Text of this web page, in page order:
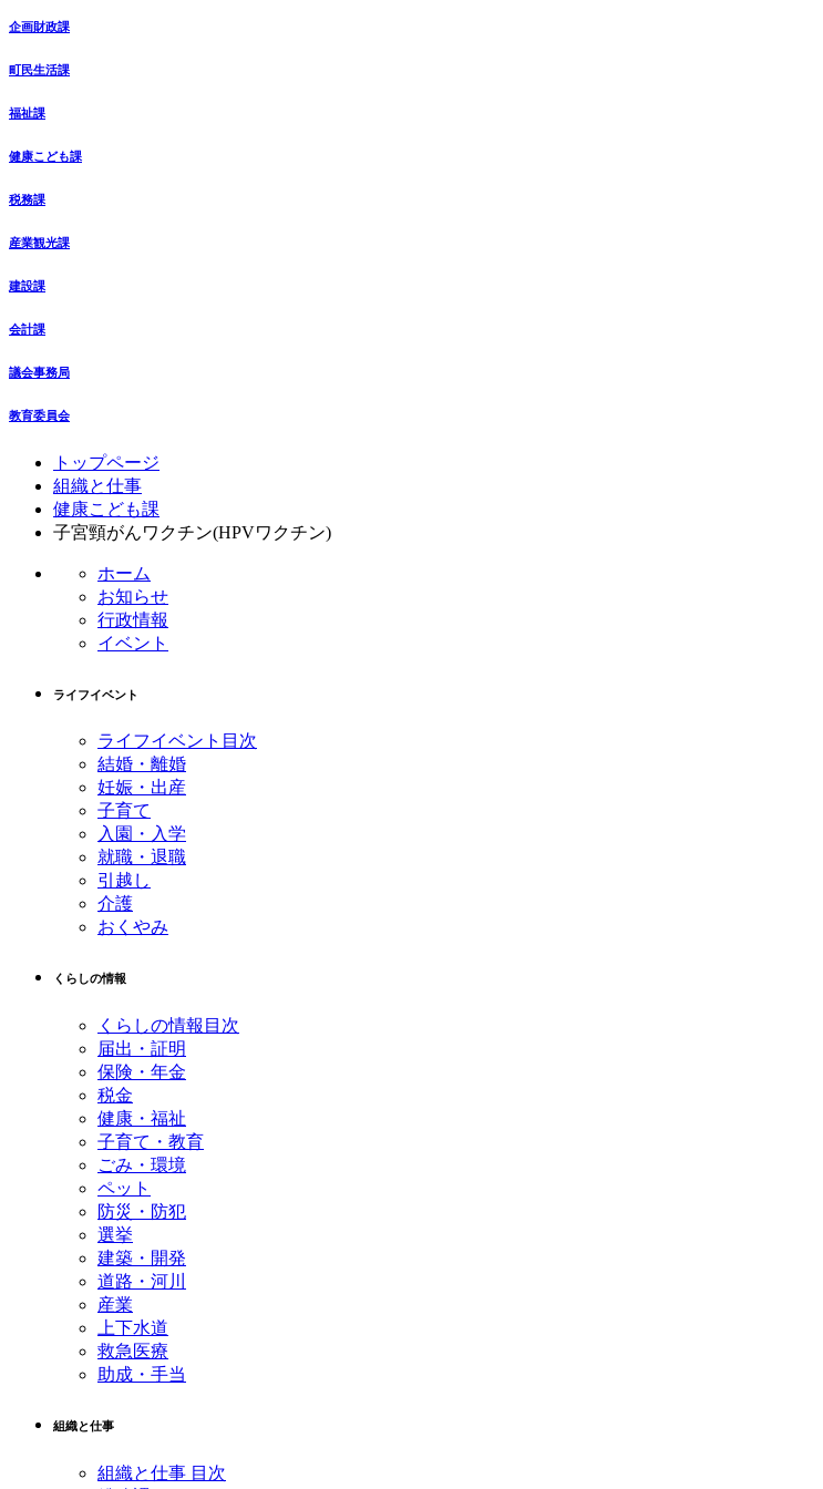
企画財政課
町民生活課
福祉課
健康こども課
税務課
産業観光課
建設課
会計課
議会事務局
教育委員会
トップページ
組織と仕事
健康こども課
子宮頸がんワクチン(HPVワクチン)
ホーム
お知らせ
行政情報
イベント
ライフイベント
ライフイベント目次
結婚・離婚
妊娠・出産
子育て
入園・入学
就職・退職
引越し
介護
おくやみ
くらしの情報
くらしの情報目次
届出・証明
保険・年金
税金
健康・福祉
子育て・教育
ごみ・環境
ペット
防災・防犯
選挙
建築・開発
道路・河川
産業
上下水道
救急医療
助成・手当
組織と仕事
組織と仕事 目次